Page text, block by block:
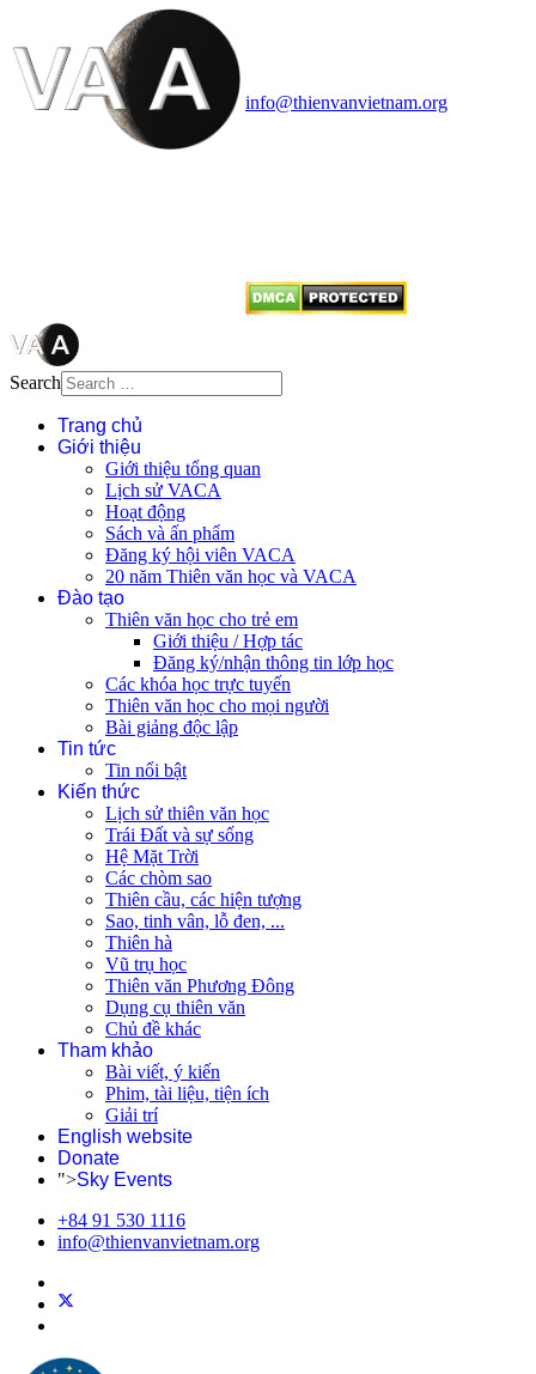
info@thienvanvietnam.org
Search
Trang chủ
Giới thiệu
Giới thiệu tổng quan
Lịch sử VACA
Hoạt động
Sách và ấn phẩm
Đăng ký hội viên VACA
20 năm Thiên văn học và VACA
Đào tạo
Thiên văn học cho trẻ em
Giới thiệu / Hợp tác
Đăng ký/nhận thông tin lớp học
Các khóa học trực tuyến
Thiên văn học cho mọi người
Bài giảng độc lập
Tin tức
Tin nổi bật
Kiến thức
Lịch sử thiên văn học
Trái Đất và sự sống
Hệ Mặt Trời
Các chòm sao
Thiên cầu, các hiện tượng
Sao, tinh vân, lỗ đen, ...
Thiên hà
Vũ trụ học
Thiên văn Phương Đông
Dụng cụ thiên văn
Chủ đề khác
Tham khảo
Bài viết, ý kiến
Phim, tài liệu, tiện ích
Giải trí
English website
Donate
">Sky Events
+84 91 530 1116
info@thienvanvietnam.org